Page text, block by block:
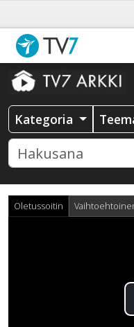
Kategoria
Oletussoitin